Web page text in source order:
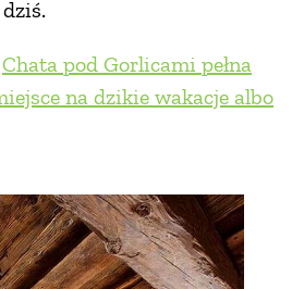
Chata pod Gorlicami pełna
na dzikie wakacje albo